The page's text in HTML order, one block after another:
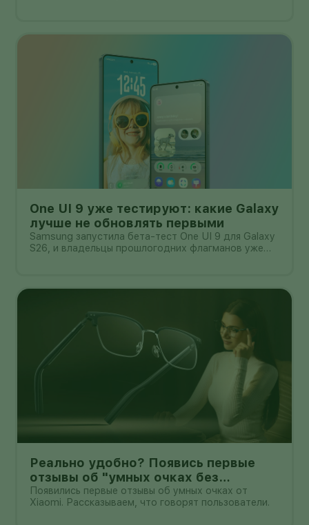
One UI 9 уже тестируют: какие Galaxy
лучше не обновлять первыми
Samsung запустила бета-тест One UI 9 для Galaxy
S26, и владельцы прошлогодних флагманов уже
Реально удобно? Появись первые
отзывы об "умных очках без
дисплея" от Xioami
Появились первые отзывы об умных очках от
Xiaomi. Рассказываем, что говорят пользователи.